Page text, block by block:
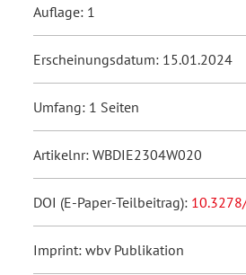
Auflage: 1
Erscheinungsdatum: 15.01.2024
Umfang: 1 Seiten
Artikelnr: WBDIE2304W020
DOI (E-Paper-Teilbeitrag):
Imprint: wbv Publikation